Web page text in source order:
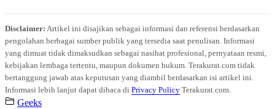
Disclaimer: Artikel ini disajikan sebagai informasi dan referensi berdasarkan
pengolahan berbagai sumber publik yang tersedia saat penulisan. Informasi
yang dimuat tidak dimaksudkan sebagai nasihat profesional, pernyataan resmi,
kebijakan lembaga tertentu, maupun dokumen hukum. Terakurat.com tidak
bertanggung jawab atas keputusan yang diambil berdasarkan isi artikel ini.
Informasi lebih lanjut dapat dibaca di Privacy Policy Terakurat.com.
Geeks